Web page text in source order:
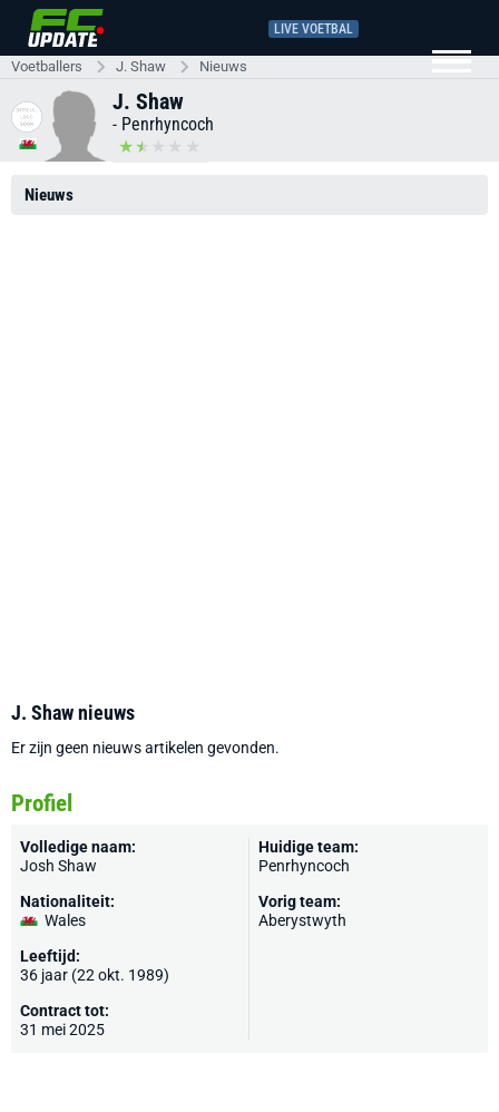
LIVE VOETBAL
Voetballers J. Shaw Nieuws
J. Shaw
- Penrhyncoch
Nieuws
J. Shaw nieuws
Er zijn geen nieuws artikelen gevonden.
Profiel
Volledige naam:
Josh Shaw
Nationaliteit:
Wales
Leeftijd:
36 jaar (22 okt. 1989)
Contract tot:
31 mei 2025
Huidige team:
Penrhyncoch
Vorig team:
Aberystwyth